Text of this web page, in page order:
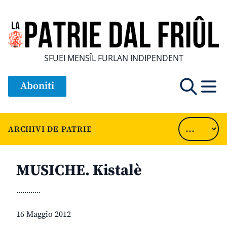
SFUEI MENSÎL FURLAN INDIPENDENT
Aboniti
ARCHIVI DE PATRIE
MUSICHE. Kistalè
............
16 Maggio 2012